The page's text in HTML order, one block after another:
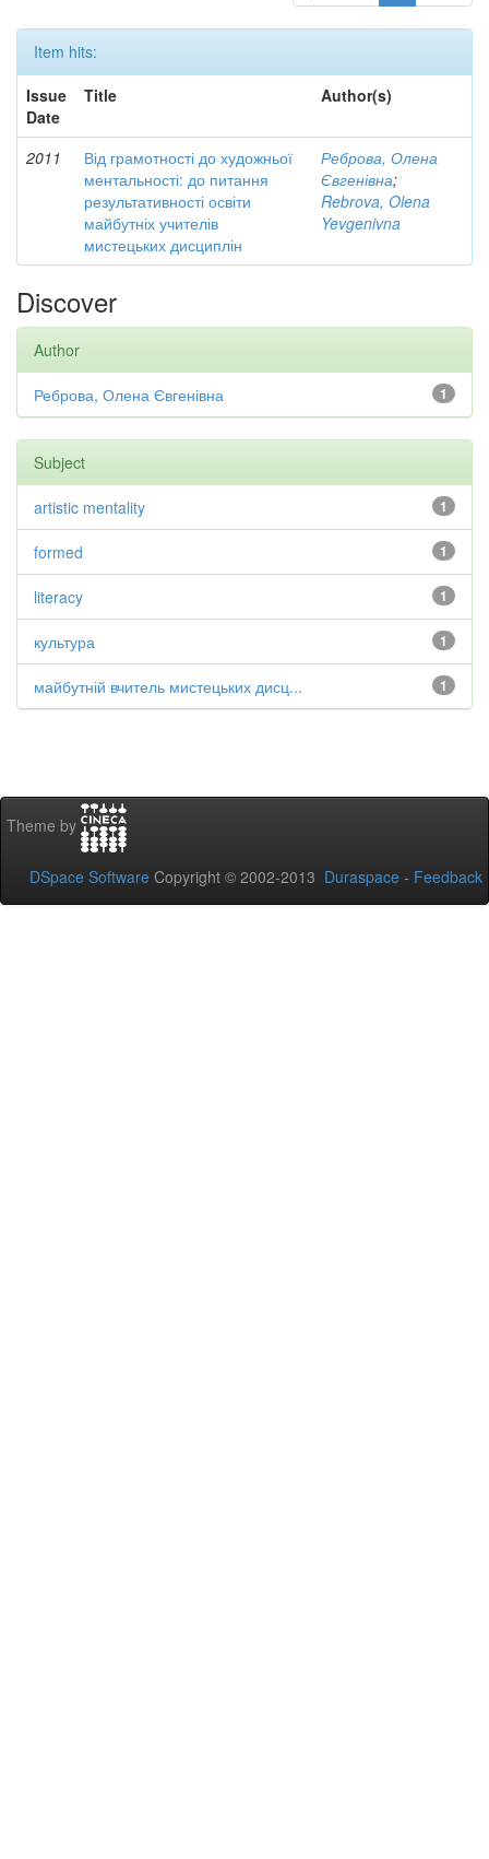
Item hits:
Issue
Date
Title Author(s)
2011
Від грамотності до художньої
ментальності: до питання
результативності освіти
майбутніх учителів
мистецьких дисциплін
Реброва, Олена
Євгенівна;
Rebrova, Olena
Yevgenivna
Discover
Author
1
Реброва, Олена Євгенівна
Subject
1
artistic mentality
1
formed
1
literacy
1
культура
1
майбутній вчитель мистецьких дисц...
Theme by
DSpace Software Copyright © 2002-2013 Duraspace - Feedback